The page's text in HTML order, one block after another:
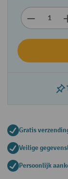
Gratis
Veilige
Persoonlijk